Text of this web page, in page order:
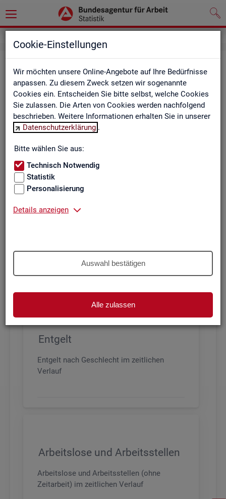
Cookie-Einstellungen
Wir möchten unsere Online-Angebote auf Ihre Bedürfnisse
anpassen. Zu diesem Zweck setzen wir sogenannte
Cookies ein. Entscheiden Sie bitte selbst, welche Cookies
Sie zulassen. Die Arten von Cookies werden nachfolgend
beschrieben. Weitere Informationen erhalten Sie in unserer
Datenschutzerklärung .
Bitte wählen Sie aus:
Technisch Notwendig
Statistik
Personalisierung
Details anzeigen
Auswahl bestätigen
Alle zulassen
Be­ru­fe auf einen Blick
Die Dia­gram­me und Ta­bel­len wer­den jähr­lich ak­tua­li­siert und
ent­hal­ten In­for­ma­tio­nen zu den The­men Be­schäf­ti­gung, Ent­
gelt, Ar­beits­lo­sig­keit, ge­mel­de­te Ar­beits­stel­len und Fach­kräf­
te­be­darf aller Be­ru­fe sowie der MINT- und In­ge­nieur­be­ru­fe dif­
fe­ren­ziert nach dem An­for­de­rungs­ni­veau (z.B. Fach­kräf­te) für
Deutsch­land, Län­der und Agen­tur­be­zir­ke
Bitte wäh­len Sie ein Thema aus
Arbeitszeit und Anforderungsniveau, sowie
den wichtigsten Branchen
Entgelt
Entgelt nach Geschlecht im zeitlichen
Verlauf
Arbeitslose und Arbeitsstellen
Arbeitslose und Arbeitsstellen (ohne
Zeitarbeit) im zeitlichen Verlauf